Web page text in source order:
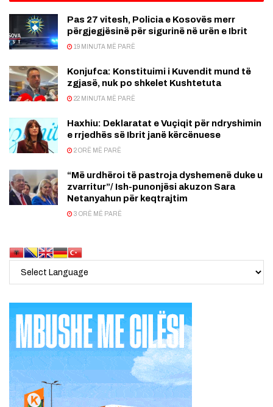
Pas 27 vitesh, Policia e Kosovës merr
përgjegjësinë për sigurinë në urën e Ibrit
19 MINUTA MË PARË
Konjufca: Konstituimi i Kuvendit mund të
zgjasë, nuk po shkelet Kushtetuta
22 MINUTA MË PARË
Haxhiu: Deklaratat e Vuçiqit për ndryshimin
e rrjedhës së Ibrit janë kërcënuese
2 ORË MË PARË
“Më urdhëroi të pastroja dyshemenë duke u
zvarritur”/ Ish-punonjësi akuzon Sara
Netanyahun për keqtrajtim
3 ORË MË PARË